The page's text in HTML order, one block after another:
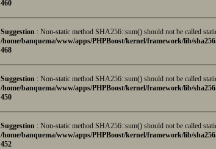
460
Suggestion : Non-static method SHA256::sum() should not be called
/home/banquema/www/apps/PHPBoost/kernel/framework/lib/
468
Suggestion : Non-static method SHA256::sum() should not be called
/home/banquema/www/apps/PHPBoost/kernel/framework/lib/
450
Suggestion : Non-static method SHA256::sum() should not be called
/home/banquema/www/apps/PHPBoost/kernel/framework/lib/
452